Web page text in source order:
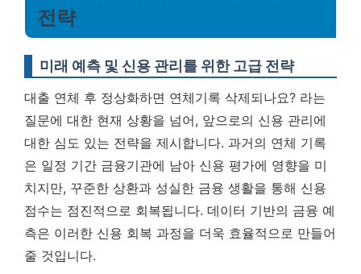
전략
미래 예측 및 신용 관리를 위한 고급 전략
대출 연체 후 정상화하면 연체기록 삭제되나요? 라는
질문에 대한 현재 상황을 넘어, 앞으로의 신용 관리에
대한 심도 있는 전략을 제시합니다. 과거의 연체 기록
은 일정 기간 금융기관에 남아 신용 평가에 영향을 미
치지만, 꾸준한 상환과 성실한 금융 생활을 통해 신용
점수는 점진적으로 회복됩니다. 데이터 기반의 금융 예
측은 이러한 신용 회복 과정을 더욱 효율적으로 만들어
줄 것입니다.